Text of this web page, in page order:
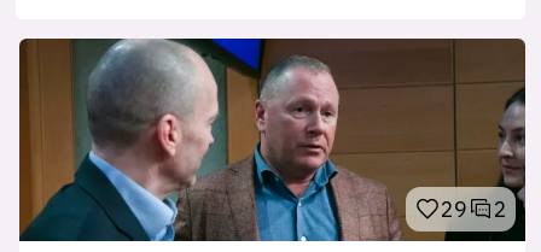
29 2